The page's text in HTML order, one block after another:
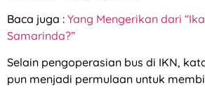
Baca juga : Yang Mengerikan dari
Samarinda?”
Selain pengoperasian bus di IKN,
pun menjadi permulaan untuk